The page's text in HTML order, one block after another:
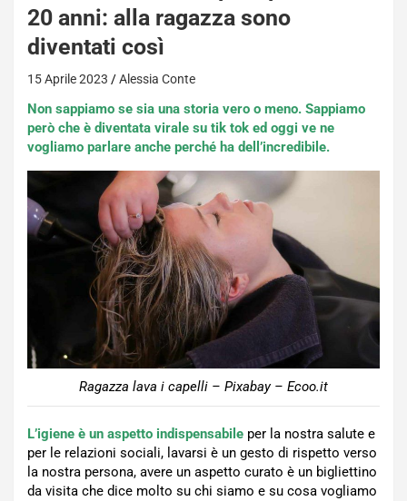
20 anni: alla ragazza sono
diventati così
15 Aprile 2023 Alessia Conte
Non sappiamo se sia una storia vero o meno. Sappiamo
però che è diventata virale su tik tok ed oggi ve ne
vogliamo parlare anche perché ha dell’incredibile.
Ragazza lava i capelli – Pixabay – Ecoo.it
L’igiene è un aspetto indispensabile per la nostra salute e
per le relazioni sociali, lavarsi è un gesto di rispetto verso
la nostra persona, avere un aspetto curato è un bigliettino
da visita che dice molto su chi siamo e su cosa vogliamo